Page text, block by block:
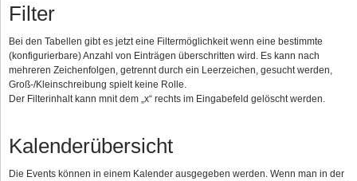
Filter
Bei den Tabellen gibt es jetzt eine Filtermöglichkeit wenn eine bestimmte
(konfigurierbare) Anzahl von Einträgen überschritten wird. Es kann nach
mehreren Zeichenfolgen, getrennt durch ein Leerzeichen, gesucht werden,
Groß-/Kleinschreibung spielt keine Rolle.
Der Filterinhalt kann mnit dem „x“ rechts im Eingabefeld gelöscht werden.
Kalenderübersicht
Die Events können in einem Kalender ausgegeben werden. Wenn man in der